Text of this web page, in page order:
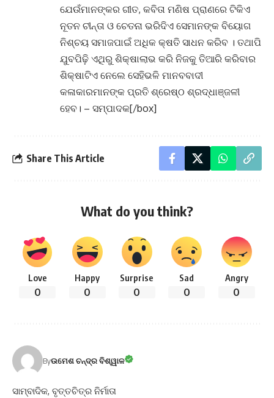
ଯେଉଁମାନଙ୍କର ଗୀତ, କବିତା ମଣିଷ ପ୍ରାଣରେ ଟିକିଏ
ନୂତନ ଚୀନ୍ତା ଓ ଚେତନା ଭରିଦିଏ ସେମାନଙ୍କ ବିୟୋଗ
ନିଶ୍ଚୟ ସମାଜପାଇଁ ଅଧିକ କ୍ଷତି ସାଧନ କରିବ । ତଥାପି
ଯୁବପିଢ଼ି ଏଥିରୁ ଶିକ୍ଷାଲାଭ କରି ନିଜକୁ ତିଆରି କରିବାର
ଶିକ୍ଷାଟିଏ ନେଲେ ସେହିଭଳି ମାନବବାଦୀ
କଳାକାରମାନଙ୍କ ପ୍ରତି ଶ୍ରେଷ୍ଠ ଶ୍ରଦ୍ଧାଞ୍ଜଳୀ
ହେବ। – ସମ୍ପାଦକ[/box]
Share This Article
What do you think?
Love
0
Happy
0
Surprise
0
Sad
0
Angry
0
Byଉମେଶ ଚନ୍ଦ୍ର ବିଶ୍ୱାଳ
ସାମ୍ବାଦିକ, ବୃତ୍ତଚିତ୍ର ନିର୍ମାତା